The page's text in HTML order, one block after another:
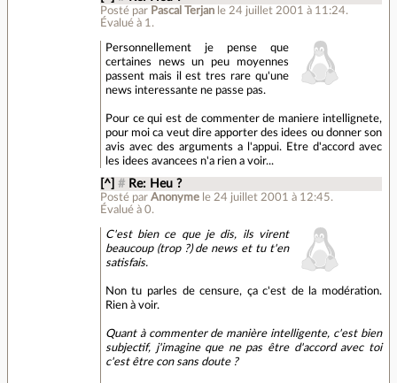
Posté par Pascal Terjan le 24 juillet 2001 à 11:24.
Évalué à 1 .
Personnellement je pense que
certaines news un peu moyennes
passent mais il est tres rare qu'une
news interessante ne passe pas.
Pour ce qui est de commenter de maniere intellignete,
pour moi ca veut dire apporter des idees ou donner son
avis avec des arguments a l'appui. Etre d'accord avec
les idees avancees n'a rien a voir...
[^] # Re: Heu ?
Posté par Anonyme le 24 juillet 2001 à 12:45.
Évalué à 0.
C'est bien ce que je dis, ils virent
beaucoup (trop ?) de news et tu t'en
satisfais.
Non tu parles de censure, ça c'est de la modération.
Rien à voir.
Quant à commenter de manière intelligente, c'est bien
subjectif, j'imagine que ne pas être d'accord avec toi
c'est être con sans doute ?